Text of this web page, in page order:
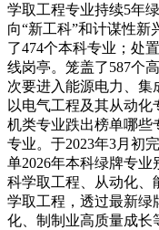
学取工程专业持续5年
向“新工科”和计谋性
了474个本科专业；处
线岗亭。笼盖了587个
次要进入能源电力、集
以电气工程及其从动
机类专业跌出榜单哪些
专业。于2023年3月初
单2026年本科绿牌专
科学取工程、从动化、
学取工程，透过最新绿
化、制制业高质量成长